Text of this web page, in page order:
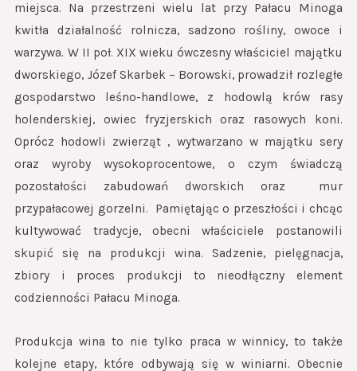
miejsca. Na przestrzeni wielu lat przy Pałacu Minoga
kwitła działalność rolnicza, sadzono rośliny, owoce i
warzywa. W II poł. XIX wieku ówczesny właściciel majątku
dworskiego, Józef Skarbek – Borowski, prowadził rozległe
gospodarstwo leśno-handlowe, z hodowlą krów rasy
holenderskiej, owiec fryzjerskich oraz rasowych koni.
Oprócz hodowli zwierząt , wytwarzano w majątku sery
oraz wyroby wysokoprocentowe, o czym świadczą
pozostałości zabudowań dworskich oraz mur
przypałacowej gorzelni. Pamiętając o przeszłości i chcąc
kultywować tradycje, obecni właściciele postanowili
skupić się na produkcji wina. Sadzenie, pielęgnacja,
zbiory i proces produkcji to nieodłączny element
codzienności Pałacu Minoga.
Produkcja wina to nie tylko praca w winnicy, to także
kolejne etapy, które odbywają się w winiarni. Obecnie